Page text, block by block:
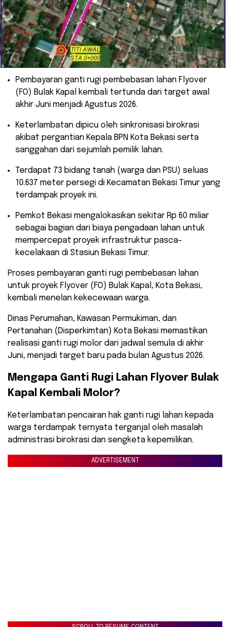
​Pembayaran ganti rugi pembebasan lahan Flyover
(FO) Bulak Kapal kembali tertunda dari target awal
akhir Juni menjadi Agustus 2026.
​Keterlambatan dipicu oleh sinkronisasi birokrasi
akibat pergantian Kepala BPN Kota Bekasi serta
sanggahan dari sejumlah pemilik lahan.
​Terdapat 73 bidang tanah (warga dan PSU) seluas
10.637 meter persegi di Kecamatan Bekasi Timur yang
terdampak proyek ini.
​Pemkot Bekasi mengalokasikan sekitar Rp 60 miliar
sebagai bagian dari biaya pengadaan lahan untuk
mempercepat proyek infrastruktur pasca-
kecelakaan di Stasiun Bekasi Timur.
Proses pembayaran ganti rugi pembebasan lahan
untuk proyek Flyover (FO) Bulak Kapal, Kota Bekasi,
kembali menelan kekecewaan warga.
Dinas Perumahan, Kawasan Permukiman, dan
Pertanahan (Disperkimtan) Kota Bekasi memastikan
realisasi ganti rugi molor dari jadwal semula di akhir
Juni, menjadi target baru pada bulan Agustus 2026.
​Mengapa Ganti Rugi Lahan Flyover Bulak
Kapal Kembali Molor?
Keterlambatan pencairan hak ganti rugi lahan kepada
warga terdampak ternyata terganjal oleh masalah
administrasi birokrasi dan sengketa kepemilikan.
ADVERTISEMENT